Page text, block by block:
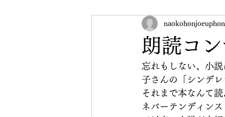
朗読コ
忘れもしない、小
子さんの「シンデ
それまで本なんて
ネバーテンディン